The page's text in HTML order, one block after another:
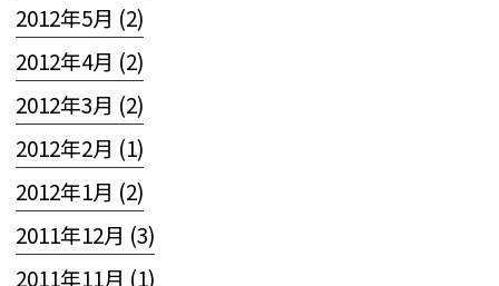
2012年5月 (2)
2012年4月 (2)
2012年3月 (2)
2012年2月 (1)
2012年1月 (2)
2011年12月 (3)
2011年11月 (1)